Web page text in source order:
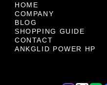
HOME
COMPANY
BLOG
SHOPPING GUIDE
CONTACT
ANKGLID POWER HP